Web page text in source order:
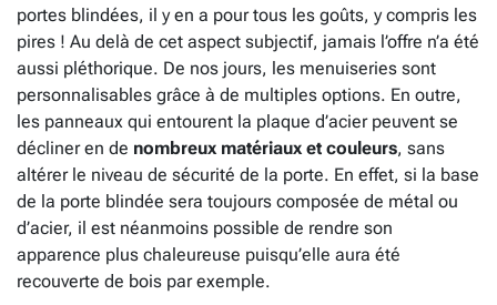
portes blindées, il y en a pour tous les goûts, y compris les
pires ! Au delà de cet aspect subjectif, jamais l’offre n’a été
aussi pléthorique. De nos jours, les menuiseries sont
personnalisables grâce à de multiples options. En outre,
les panneaux qui entourent la plaque d’acier peuvent se
décliner en de nombreux matériaux et couleurs, sans
altérer le niveau de sécurité de la porte. En effet, si la base
de la porte blindée sera toujours composée de métal ou
d’acier, il est néanmoins possible de rendre son
apparence plus chaleureuse puisqu’elle aura été
recouverte de bois par exemple.